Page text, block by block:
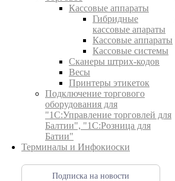
Кассовые аппараты
Гибридные
кассовые апараты
Кассовые аппараты
Кассовые системы
Сканеры штрих-кодов
Весы
Принтеры этикеток
Подключение торгового
оборудования для
"1С:Управление торговлей для
Балтии", "1С:Розница для
Батии"
Терминалы и Инфокиоски
Подписка на новости